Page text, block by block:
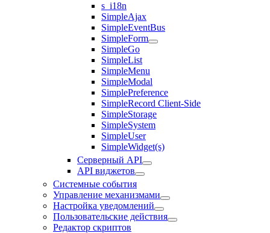
s_i18n
SimpleAjax
SimpleEventBus
SimpleForm
SimpleGo
SimpleList
SimpleMenu
SimpleModal
SimplePreference
SimpleRecord Client-Side
SimpleStorage
SimpleSystem
SimpleUser
SimpleWidget(s)
Серверный API
API виджетов
Системные события
Управление механизмами
Настройка уведомлений
Пользовательские действия
Редактор скриптов